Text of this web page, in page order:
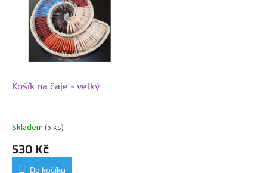
Košík na čaje - velký
Skladem (5 ks)
530 Kč
Do košíku